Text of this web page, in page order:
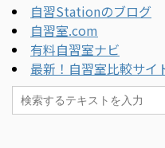
自習Stationのブログ
自習室.com
有料自習室ナビ
最新！自習室比較サイ